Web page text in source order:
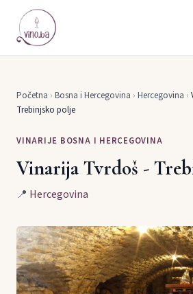
Početna › Bosna i Hercegovina › Hercegovina ›
Trebinjsko polje
VINARIJE BOSNA I HERCEGOVINA
Vinarija Tvrdoš -
📍 Hercegovina